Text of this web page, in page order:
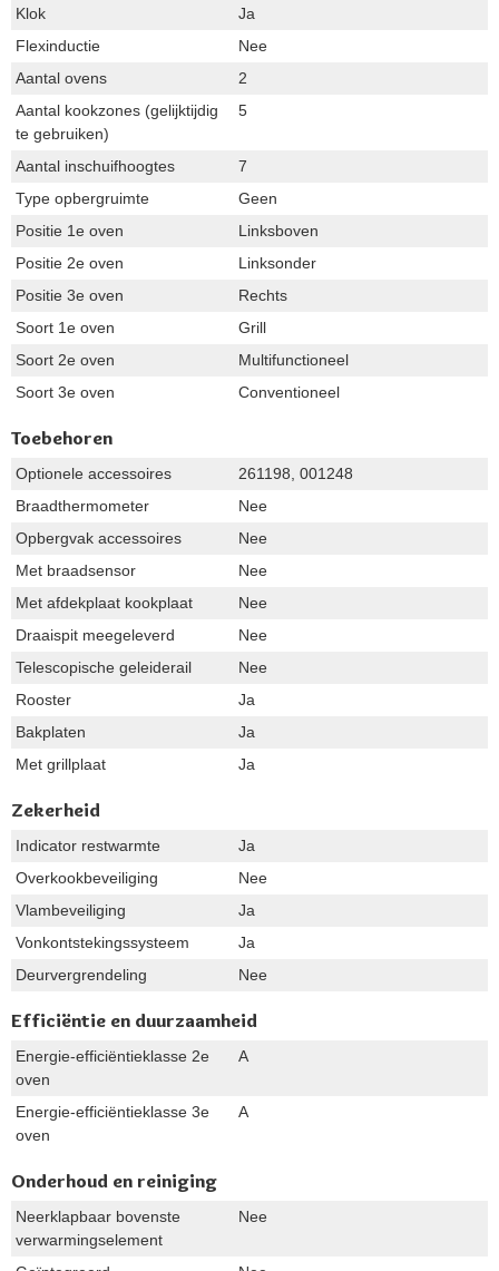
Klok
Ja
Flexinductie
Nee
Aantal ovens
2
Aantal kookzones (gelijktijdig
te gebruiken)
5
Aantal inschuifhoogtes
7
Type opbergruimte
Geen
Positie 1e oven
Linksboven
Positie 2e oven
Linksonder
Positie 3e oven
Rechts
Soort 1e oven
Grill
Soort 2e oven
Multifunctioneel
Soort 3e oven
Conventioneel
Toebehoren
Optionele accessoires
261198, 001248
Braadthermometer
Nee
Opbergvak accessoires
Nee
Met braadsensor
Nee
Met afdekplaat kookplaat
Nee
Draaispit meegeleverd
Nee
Telescopische geleiderail
Nee
Rooster
Ja
Bakplaten
Ja
Met grillplaat
Ja
Zekerheid
Indicator restwarmte
Ja
Overkookbeveiliging
Nee
Vlambeveiliging
Ja
Vonkontstekingssysteem
Ja
Deurvergrendeling
Nee
Efficiëntie en duurzaamheid
Energie-efficiëntieklasse 2e
oven
A
Energie-efficiëntieklasse 3e
oven
A
Onderhoud en reiniging
Neerklapbaar bovenste
verwarmingselement
Nee